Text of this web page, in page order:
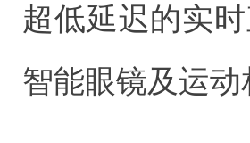
超低延迟的实
智能眼镜及运